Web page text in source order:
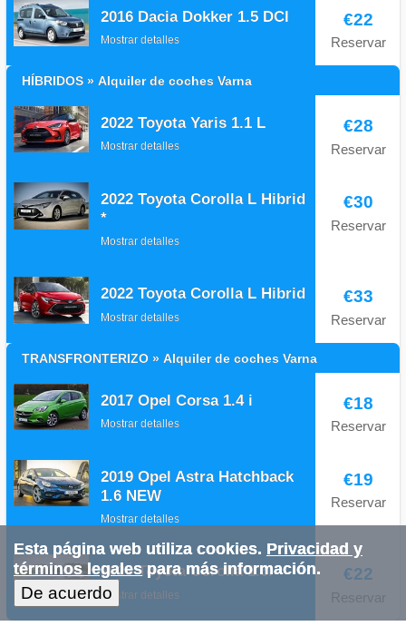
2016 Dacia Dokker 1.5 DCI
Mostrar detalles
€22
Reservar
HÍBRIDOS » Alquiler de coches Varna
2022 Toyota Yaris 1.1 L
Mostrar detalles
€28
Reservar
2022 Toyota Corolla L Hibrid
*
Mostrar detalles
€30
Reservar
2022 Toyota Corolla L Hibrid
Mostrar detalles
€33
Reservar
ТRANSFRONTERIZO » Alquiler de coches Varna
2017 Opel Corsa 1.4 i
Mostrar detalles
€18
Reservar
2019 Opel Astra Hatchback
1.6 NEW
Mostrar detalles
€19
Reservar
2021 Toyota Corolla 1.6l
Mostrar detalles
€22
Esta página web utiliza cookies. Privacidad y
términos legalespara más información.
De acuerdo